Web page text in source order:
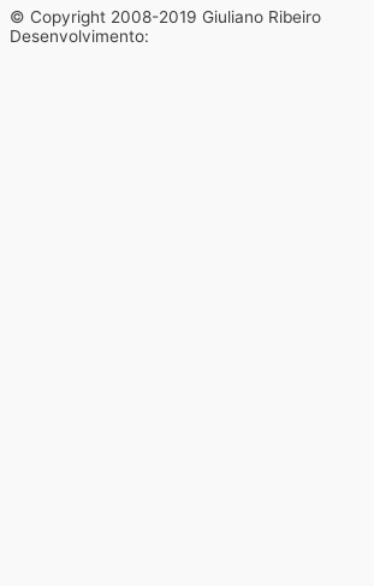
© Copyright 2008-2019 Giuliano Ribeiro
Desenvolvimento: